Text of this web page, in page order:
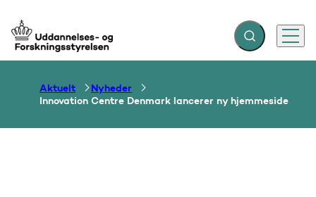
Gå til forsiden Fold søgefelt ud
Menu
Aktuelt
Nyheder
Innovation Centre Denmark lancerer ny hjemmeside